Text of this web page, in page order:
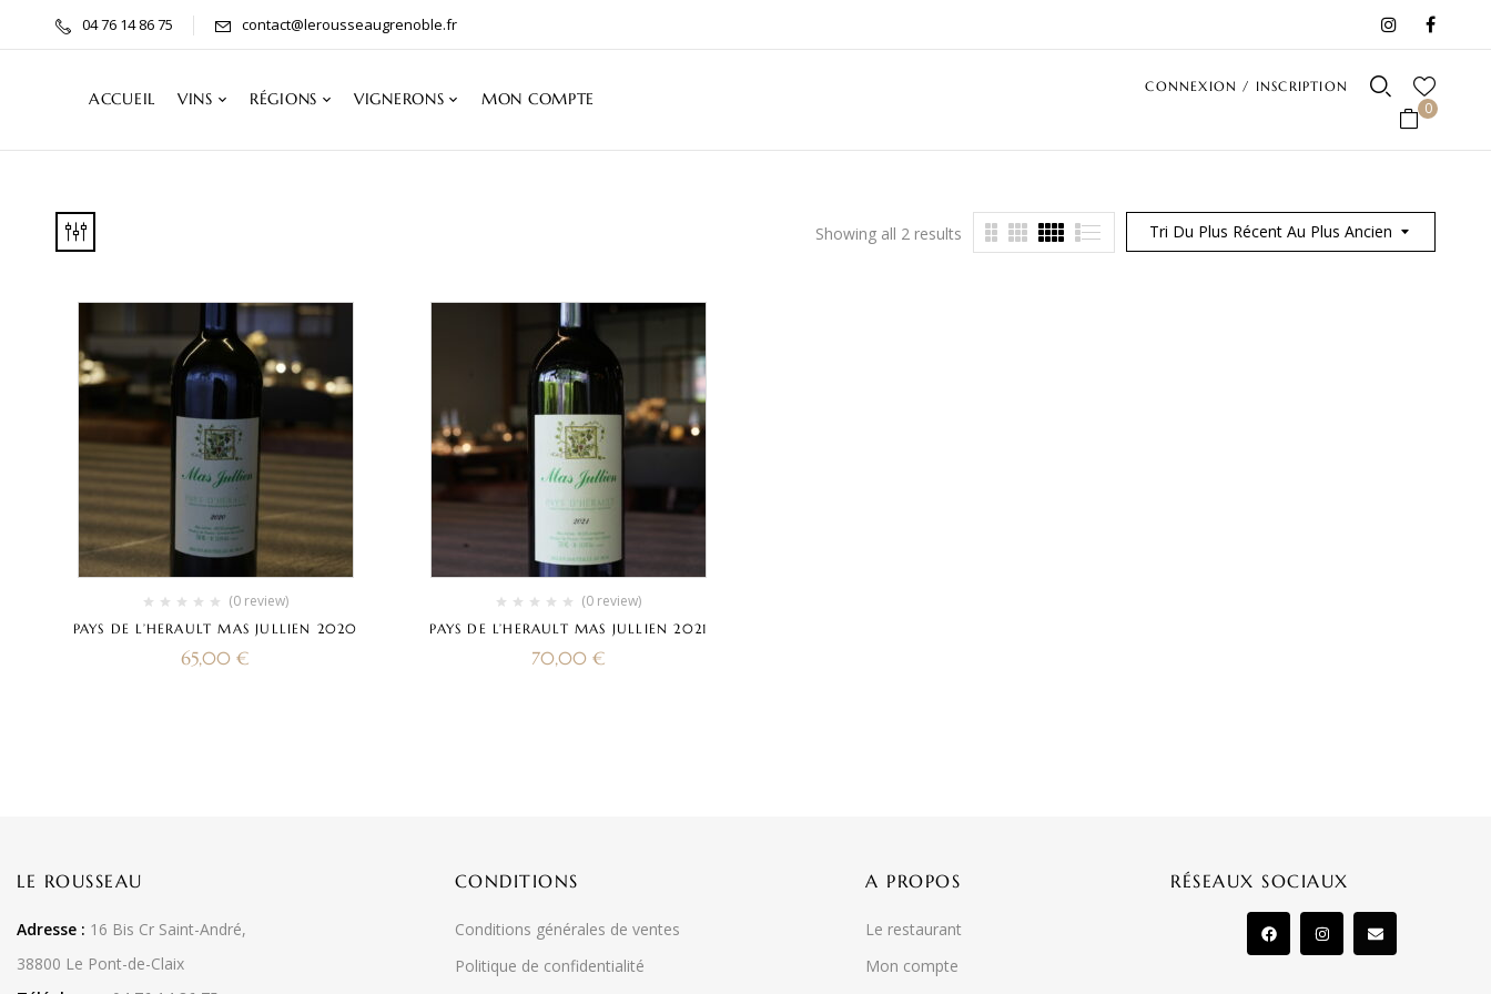
04 76 14 86 75 contact@lerousseaugrenoble.fr
ACCUEIL VINS RÉGIONS VIGNERONS MON COMPTE
CONNEXION / INSCRIPTION
0
Tri Du Plus Récent Au Plus Ancien
Showing all 2 results
(0 review)
PAYS DE L’HERAULT MAS JULLIEN 2020
65,00€
(0 review)
PAYS DE L’HERAULT MAS JULLIEN 2021
70,00€
LE ROUSSEAU
Adresse : 16 Bis Cr Saint-André,
38800 Le Pont-de-Claix
CONDITIONS
Conditions générales de ventes
Politique de confidentialité
A PROPOS
Le restaurant
Mon compte
RÉSEAUX SOCIAUX